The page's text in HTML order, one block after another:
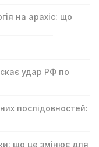
на арахіс: що
удар РФ по
послідовностей:
що це змінює для